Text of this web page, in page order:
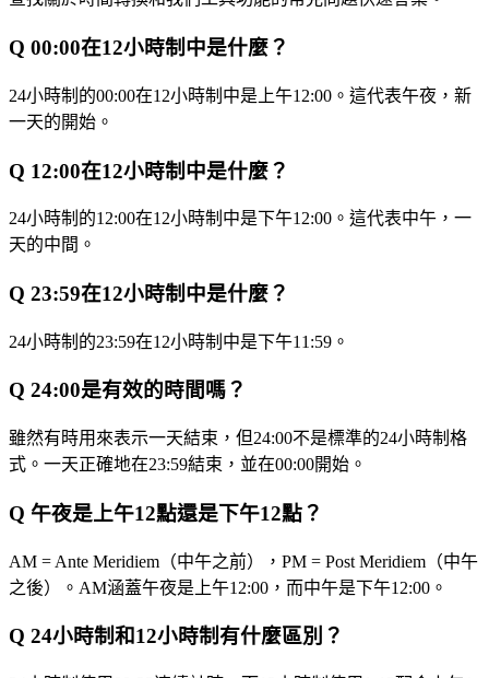
Q 00:00在12小時制中是什麼？
24小時制的00:00在12小時制中是上午12:00。這代表午夜，新
一天的開始。
Q 12:00在12小時制中是什麼？
24小時制的12:00在12小時制中是下午12:00。這代表中午，一
天的中間。
Q 23:59在12小時制中是什麼？
24小時制的23:59在12小時制中是下午11:59。
Q 24:00是有效的時間嗎？
雖然有時用來表示一天結束，但24:00不是標準的24小時制格
式。一天正確地在23:59結束，並在00:00開始。
Q 午夜是上午12點還是下午12點？
AM = Ante Meridiem（中午之前），PM = Post Meridiem（中午
之後）。AM涵蓋午夜是上午12:00，而中午是下午12:00。
Q 24小時制和12小時制有什麼區別？